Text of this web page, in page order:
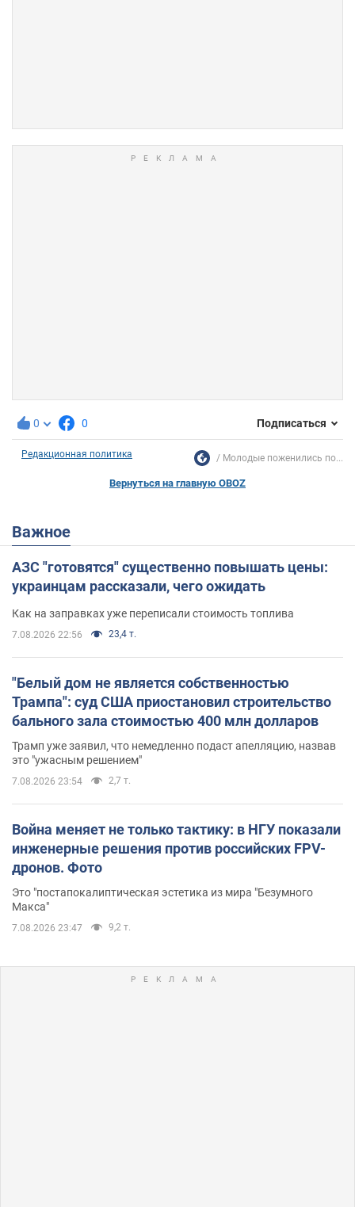
0 0 Подписаться
Редакционная политика Молодые поженились по...
Вернуться на главную OBOZ
Важное
АЗС "готовятся" существенно повышать цены:
украинцам рассказали, чего ожидать
Как на заправках уже переписали стоимость топлива
7.08.2026 22:56 23,4 т.
"Белый дом не является собственностью
Трампа": суд США приостановил строительство
бального зала стоимостью 400 млн долларов
Трамп уже заявил, что немедленно подаст апелляцию, назвав
это "ужасным решением"
7.08.2026 23:54 2,7 т.
Война меняет не только тактику: в НГУ показали
инженерные решения против российских FPV-
дронов. Фото
Это "постапокалиптическая эстетика из мира "Безумного
Макса"
7.08.2026 23:47 9,2 т.